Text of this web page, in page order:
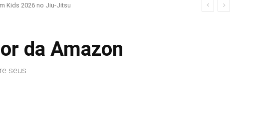
Kids 2026 no Jiu-Jitsu
da Amazon
seus